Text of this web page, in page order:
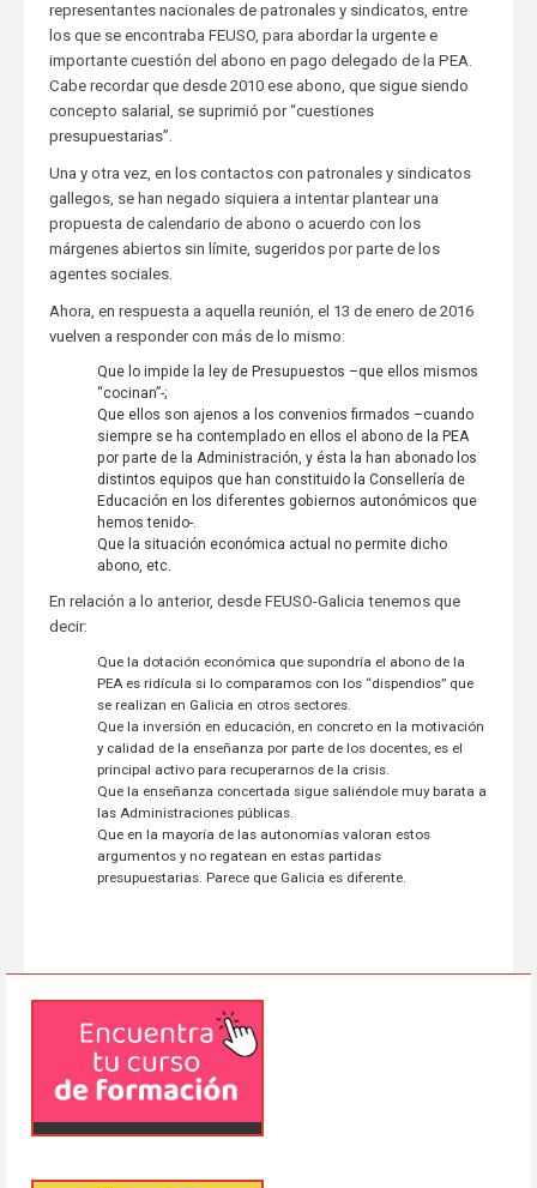
representantes nacionales de patronales y sindicatos, entre
los que se encontraba FEUSO, para abordar la urgente e
importante cuestión del abono en pago delegado de la PEA.
Cabe recordar que desde 2010 ese abono, que sigue siendo
concepto salarial, se suprimió por “cuestiones
presupuestarias”.
Una y otra vez, en los contactos con patronales y sindicatos
gallegos, se han negado siquiera a intentar plantear una
propuesta de calendario de abono o acuerdo con los
márgenes abiertos sin límite, sugeridos por parte de los
agentes sociales.
Ahora, en respuesta a aquella reunión, el 13 de enero de 2016
vuelven a responder con más de lo mismo:
Que lo impide la ley de Presupuestos –que ellos mismos
“cocinan”-;
Que ellos son ajenos a los convenios firmados –cuando
siempre se ha contemplado en ellos el abono de la PEA
por parte de la Administración, y ésta la han abonado los
distintos equipos que han constituido la Consellería de
Educación en los diferentes gobiernos autonómicos que
hemos tenido-.
Que la situación económica actual no permite dicho
abono, etc.
En relación a lo anterior, desde FEUSO-Galicia tenemos que
decir:
Que la dotación económica que supondría el abono de la
PEA es ridícula si lo comparamos con los “dispendios” que
se realizan en Galicia en otros sectores.
Que la inversión en educación, en concreto en la motivación
y calidad de la enseñanza por parte de los docentes, es el
principal activo para recuperarnos de la crisis.
Que la enseñanza concertada sigue saliéndole muy barata a
las Administraciones públicas.
Que en la mayoría de las autonomías valoran estos
argumentos y no regatean en estas partidas
presupuestarias. Parece que Galicia es diferente.